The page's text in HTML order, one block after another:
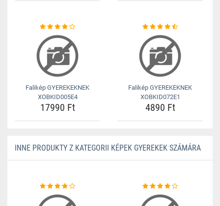
Falikép GYEREKEKNEK
XOBKID005E4
17990 Ft
Falikép GYEREKEKNEK
XOBKID072E1
4890 Ft
INNE PRODUKTY Z KATEGORII KÉPEK GYEREKEK SZÁMÁRA